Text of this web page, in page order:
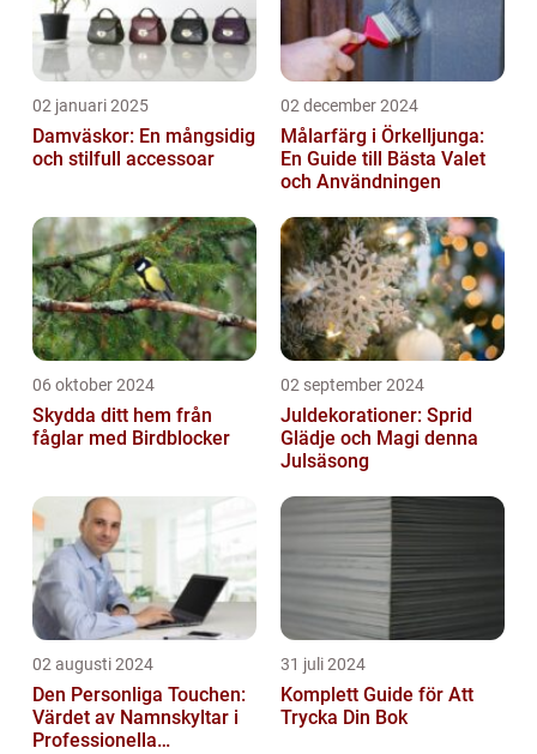
02 januari 2025
Damväskor: En mångsidig
och stilfull accessoar
02 december 2024
Målarfärg i Örkelljunga:
En Guide till Bästa Valet
och Användningen
06 oktober 2024
Skydda ditt hem från
fåglar med Birdblocker
02 september 2024
Juldekorationer: Sprid
Glädje och Magi denna
Julsäsong
02 augusti 2024
Den Personliga Touchen:
Värdet av Namnskyltar i
Professionella
31 juli 2024
Komplett Guide för Att
Trycka Din Bok